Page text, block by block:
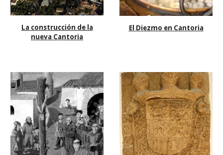
La construcción de la
nueva Cantoria
El Diezmo en Cantoria